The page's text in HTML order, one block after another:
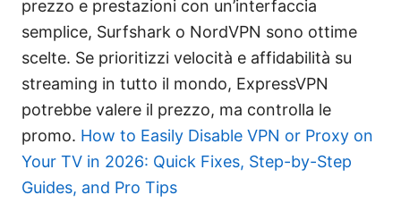
prezzo e prestazioni con un’interfaccia
semplice, Surfshark o NordVPN sono ottime
scelte. Se prioritizzi velocità e affidabilità su
streaming in tutto il mondo, ExpressVPN
potrebbe valere il prezzo, ma controlla le
promo. How to Easily Disable VPN or Proxy on
Your TV in 2026: Quick Fixes, Step-by-Step
Guides, and Pro Tips